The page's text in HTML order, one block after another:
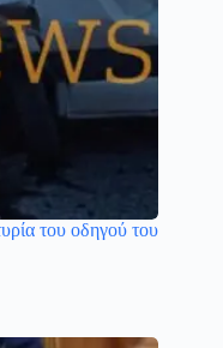
του οδηγού του